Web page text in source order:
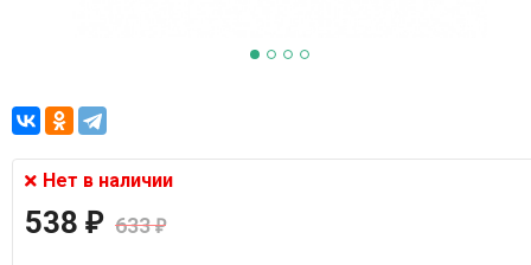
Нет в наличии
538 ₽ 633₽